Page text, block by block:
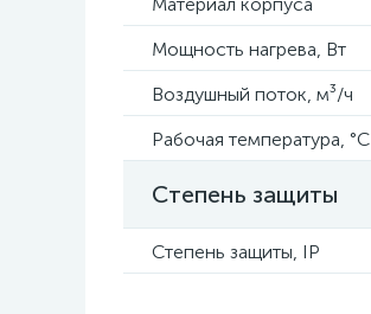
Мощность нагрева, Вт
Воздушный поток, м³/ч
Рабочая температура, °C
Степень защиты
Степень защиты, IP